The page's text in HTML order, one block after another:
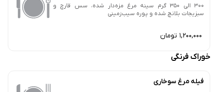
300 الی 350 گرم سینه مرغ مزه‌دار شده، سس قارچ و
سبزیجات بلانچ شده و پوره سیب‌زمینی
1,200,000 تومان
خوراک فرنگی
فیله مرغ سوخاری